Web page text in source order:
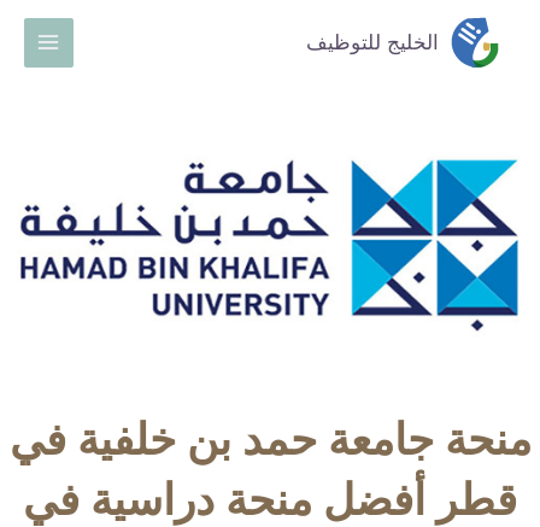
الخليج للتوظيف
Main
Menu
منحة جامعة حمد بن خلفية في
قطر أفضل منحة دراسية في